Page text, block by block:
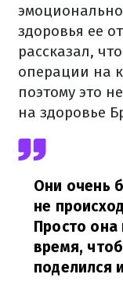
здоровья ее
рассказал,
операции на
поэтому это
на здоровье
Они очень
не
Просто
время,
поделился